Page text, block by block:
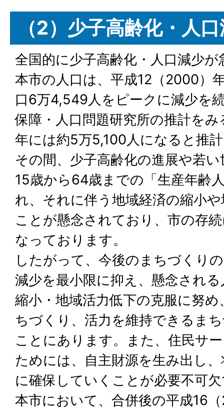
（2）少子高齢化・人
全国的に少子高齢化・人口減少
本市の人口は、平成12（2000）
口6万4,549人をピークに減少を
保障・人口問題研究所の推計を
年には約5万5,100人になると推
その間、少子高齢化の進展や若
15歳から64歳までの「生産年齢
れ、それに伴う地域経済の縮小
ことが懸念されており、市の存
なっております。
したがって、今後のまちづくり
減少を最小限に抑え、懸念され
縮小・地域活力低下の克服に努
ちづくり、活力を維持できるま
ことにあります。また、住民サ
ためには、自主財源を生み出し
に確保していくことが必要不可
本市において、合併後の平成16